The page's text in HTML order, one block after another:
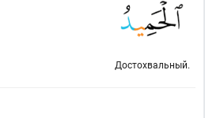
Достохвальный.